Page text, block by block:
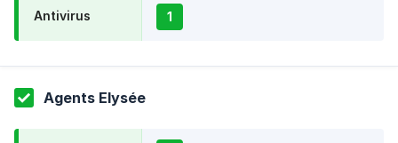
Antivirus 1
Agents Elysée